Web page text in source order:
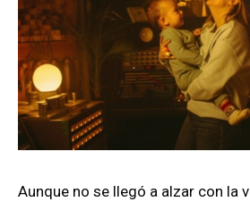
Aunque no se llegó a alzar con la